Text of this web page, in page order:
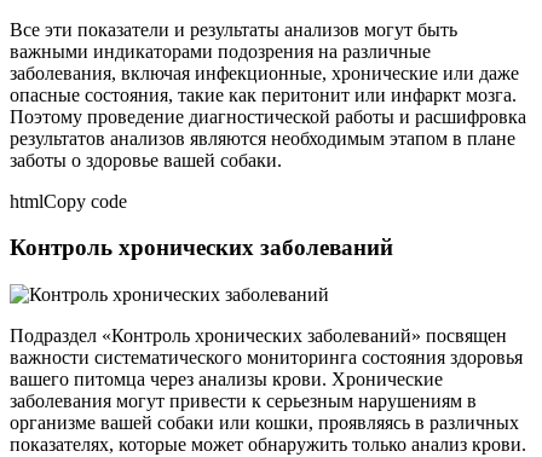
Все эти показатели и результаты анализов могут быть
важными индикаторами подозрения на различные
заболевания, включая инфекционные, хронические или даже
опасные состояния, такие как перитонит или инфаркт мозга.
Поэтому проведение диагностической работы и расшифровка
результатов анализов являются необходимым этапом в плане
заботы о здоровье вашей собаки.
htmlCopy code
Контроль хронических заболеваний
Подраздел «Контроль хронических заболеваний» посвящен
важности систематического мониторинга состояния здоровья
вашего питомца через анализы крови. Хронические
заболевания могут привести к серьезным нарушениям в
организме вашей собаки или кошки, проявляясь в различных
показателях, которые может обнаружить только анализ крови.